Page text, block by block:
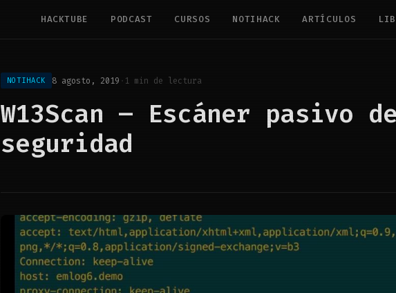
HACKTUBE PODCAST CURSOS NOTIHACK ARTÍCULOS
NOTIHACK 8 agosto, 2019 · 1 min de lectura
W13Scan – Escáner pasivo de
seguridad